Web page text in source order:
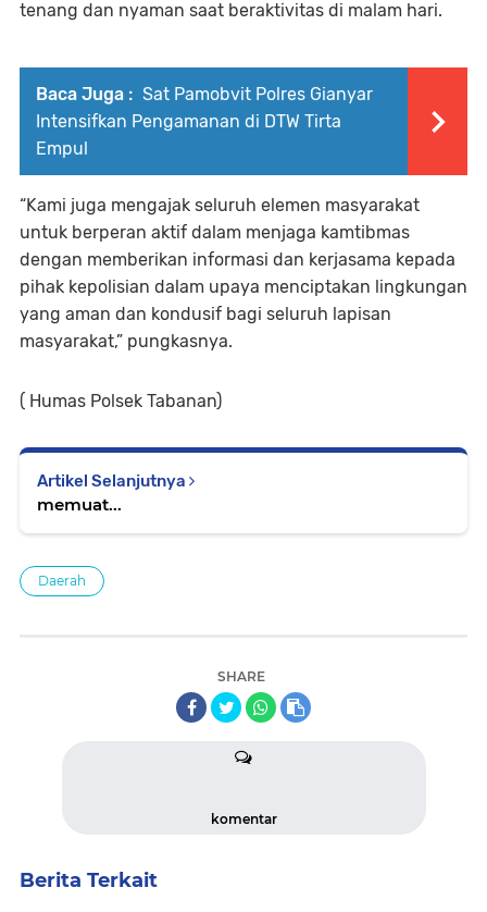
tenang dan nyaman saat beraktivitas di malam hari.
Baca Juga : Sat Pamobvit Polres Gianyar
Intensifkan Pengamanan di DTW Tirta
Empul
“Kami juga mengajak seluruh elemen masyarakat
untuk berperan aktif dalam menjaga kamtibmas
dengan memberikan informasi dan kerjasama kepada
pihak kepolisian dalam upaya menciptakan lingkungan
yang aman dan kondusif bagi seluruh lapisan
masyarakat,” pungkasnya.
( Humas Polsek Tabanan)
Artikel Selanjutnya
memuat...
Daerah
SHARE
komentar
Berita Terkait